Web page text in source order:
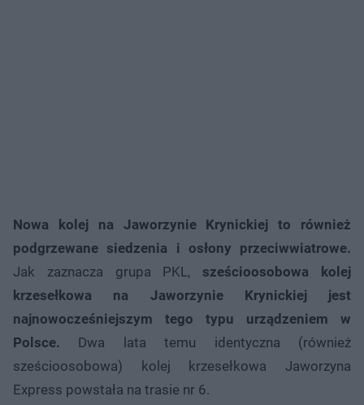
Nowa kolej na Jaworzynie Krynickiej to również
podgrzewane siedzenia i osłony przeciwwiatrowe.
Jak zaznacza grupa PKL, sześcioosobowa kolej
krzesełkowa na Jaworzynie Krynickiej jest
najnowocześniejszym tego typu urządzeniem w
Polsce. Dwa lata temu identyczna (również
sześcioosobowa) kolej krzesełkowa Jaworzyna
Express powstała na trasie nr 6.